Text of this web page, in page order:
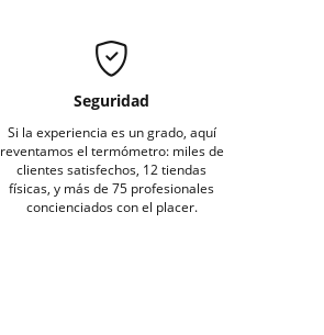
Seguridad
Si la experiencia es un grado, aquí
reventamos el termómetro: miles de
clientes satisfechos, 12 tiendas
físicas, y más de 75 profesionales
concienciados con el placer.